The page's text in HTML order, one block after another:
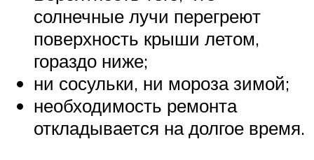
солнечные лучи перегреют
поверхность крыши летом,
гораздо ниже;
ни сосульки, ни мороза зимой;
необходимость ремонта
откладывается на долгое время.